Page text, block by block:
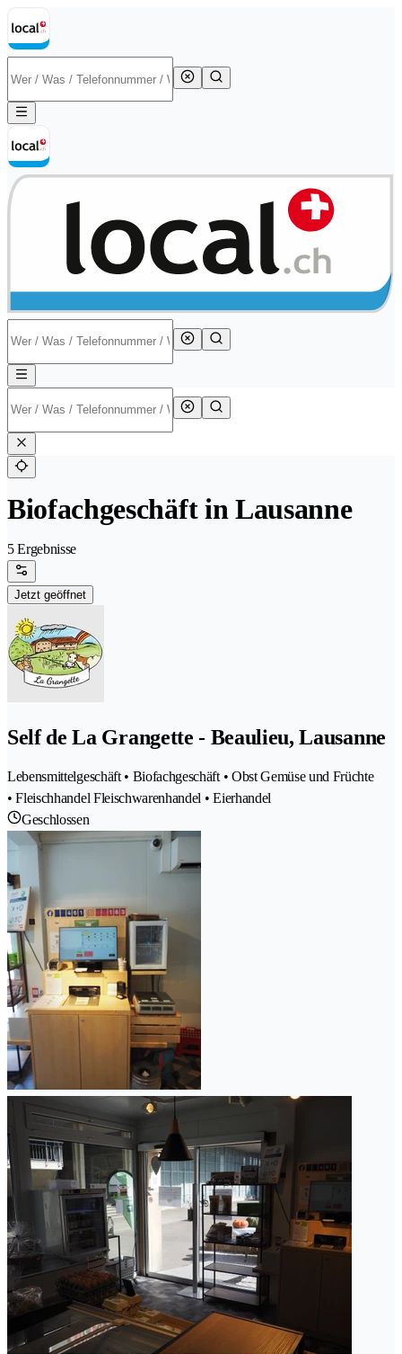
Biofachgeschäft in Lausanne
5 Ergebnisse
Jetzt geöffnet
Self de La Grangette - Beaulieu, Lausanne
Lebensmittelgeschäft • Biofachgeschäft • Obst Gemüse und Früchte
• Fleischhandel Fleischwarenhandel • Eierhandel
Geschlossen